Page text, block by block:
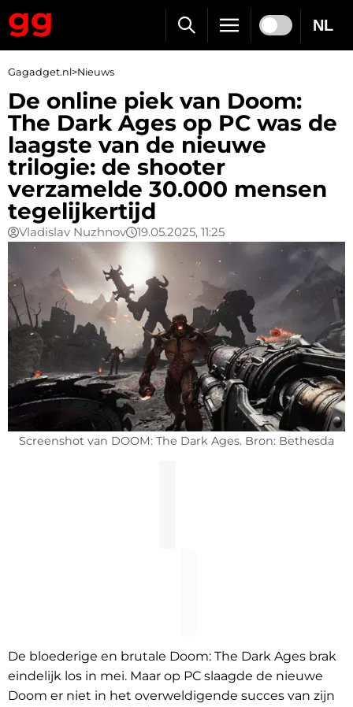
NL
Gagadget.nl>Nieuws
De online piek van Doom:
The Dark Ages op PC was de
laagste van de nieuwe
trilogie: de shooter
verzamelde 30.000 mensen
tegelijkertijd
Vladislav Nuzhnov 19.05.2025, 11:25
Screenshot van DOOM: The Dark Ages. Bron: Bethesda
De bloederige en brutale Doom: The Dark Ages brak
eindelijk los in mei. Maar op PC slaagde de nieuwe
Doom er niet in het overweldigende succes van zijn